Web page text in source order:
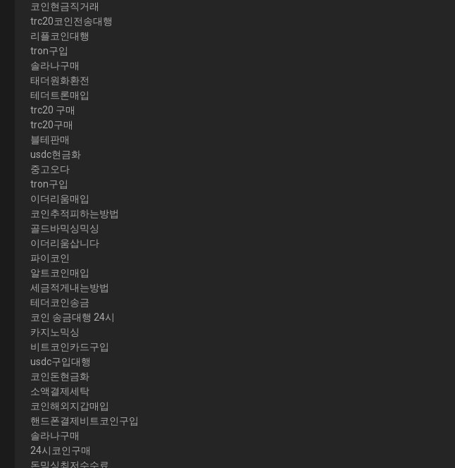
코인현금직거래
trc20코인전송대행
리플코인대행
tron구입
솔라나구매
태더원화환전
테더트론매입
trc20 구매
trc20구매
블테판매
usdc현금화
중고오다
tron구입
이더리움매입
코인추적피하는방법
골드바믹싱믹싱
이더리움삽니다
파이코인
알트코인매입
세금적게내는방법
테더코인송금
코인 송금대행 24시
카지노믹싱
비트코인카드구입
usdc구입대행
코인돈현금화
소액결제세탁
코인해외지갑매입
핸드폰결제비트코인구입
솔라나구매
24시코인구매
돈믹싱최저수수료